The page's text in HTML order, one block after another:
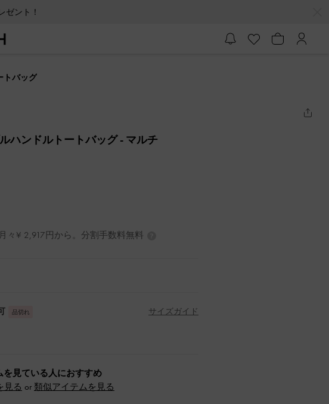
ゼント！
トバッグ
ハンドルトートバッグ- マルチ
々¥ 2,917円から。分割手数料無料
品切れ サイズガイド
を見ている人におすすめ
見る or 類似アイテムを見る